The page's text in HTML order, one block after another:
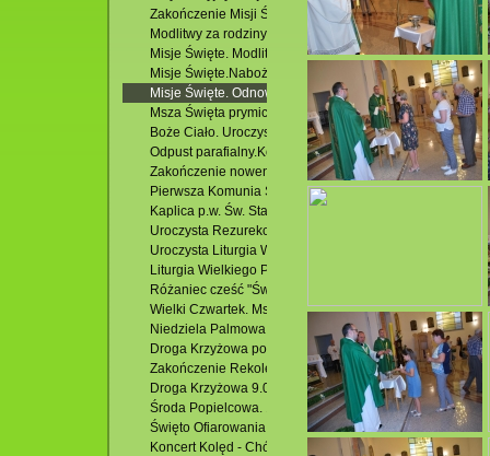
Zakończenie Misji Świętych (odpust zupełny)
Modlitwy za rodziny i małżeństwa ( odnowienie
Misje Święte. Modlitwy za chorych i starszych (
Misje Święte.Nabożeństwo przebłagalne. 05.06.2018 r
Misje Święte. Odnowienie przyrzeczeń chrzcielnych.
Msza Święta prymicyjna ks. Marcina Serafina.
Boże Ciało. Uroczysta Msza Swięta z procesją.
Odpust parafialny.Kościół p.w.Zesłania Ducha Św. w
Zakończenie nowenny przed Uroczystością Zesłania
Pierwsza Komunia Święta. 13.05.2018 r.
Kaplica p.w. Św. Stanisława w Potoczku przed remontem.
Uroczysta Rezurekcja.01.04.2018 r.
Uroczysta Liturgia Wigilii Paschalnej.31.03.2018 r.
Liturgia Wielkiego Piątku
Różaniec cześć "Światła" – KZR Podzamek.
Wielki Czwartek. Msza Świętej Wieczerzy Pańskiej.
Niedziela Palmowa 25.03.2018 r.
Droga Krzyżowa po osiedlu Podzamek. 23.03.2018 r.
Zakończenie Rekolekcji. 11.03.2018 r.
Droga Krzyżowa 9.03.2018 r./godz.19.00/
Środa Popielcowa. 14.02.2018 r.
Święto Ofiarowania Pańskiego - Matki Bożej
Koncert Kolęd - Chór Krasnobrodzki. 28.01.2018 r.